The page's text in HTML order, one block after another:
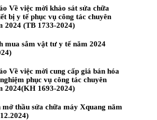
Về việc mời khảo sát sửa chữa
bị y tế phục vụ công tác chuyên
2024 (TB 1733-2024)
mua sắm vật tư y tế năm 2024
Về việc mời cung cấp giá bán hóa
phục vụ công tác chuyên
2024(KH 1693-2024)
mở thầu sửa chữa máy Xquang năm